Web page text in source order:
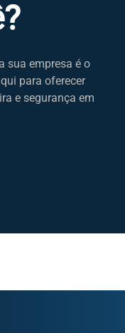
sua empresa é o
para oferecer
e segurança em